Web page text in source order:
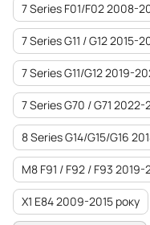
7 Series F01/F02 2008-
7 Series G11 / G12 2015-
7 Series G11/G12 2019-
7 Series G70 / G71
8 Series G14/G15/G16
M8 F91 / F92 / F93
X1 E84 2009-2015 року